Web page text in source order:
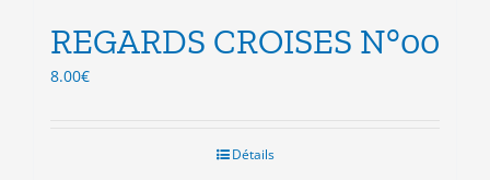
REGARDS CROISES N°00
8.00€
Détails